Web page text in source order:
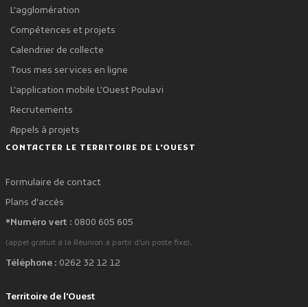
L'agglomération
Compétences et projets
Calendrier de collecte
Tous mes services en ligne
L'application mobile L'Ouest Poulavi
Recrutements
Appels à projets
CONTACTER LE TERRITOIRE DE L'OUEST
Formulaire de contact
Plans d'accès
*Numéro vert : 0800 605 605
(appel gratuit à la Réunion à partir d'un poste fixe).
Téléphone : 0262 32 12 12
Territoire de l'Ouest